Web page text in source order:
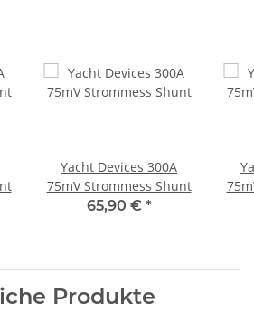
Yacht Devices 300A
75mV Strommess Shunt
65,90 € *
Produkte